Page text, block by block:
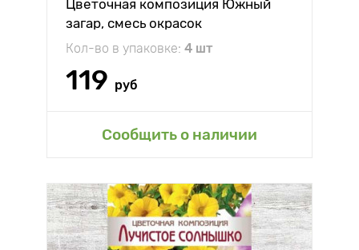
Цветочная композиция Южный
загар, смесь окрасок
Кол-во в упаковке: 4 шт
119 руб
Сообщить о наличии